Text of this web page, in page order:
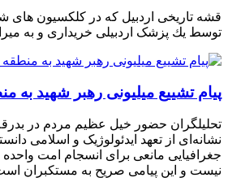
قشه تاریخی اردبیل كه در كلكسيون
توسط يك پزشک اردبيلى خريدارى و به
پیام تشییع میلیونی رهبر شهید به
تحلیلگران حضور خیل عظیم مردم در بدرقه
نشانه‌ای از تعهد ایدئولوژیک و اسلامی
جغرافیایی مانعی برای انسجام امت
نیست و این پیامی صریح به مستکبران